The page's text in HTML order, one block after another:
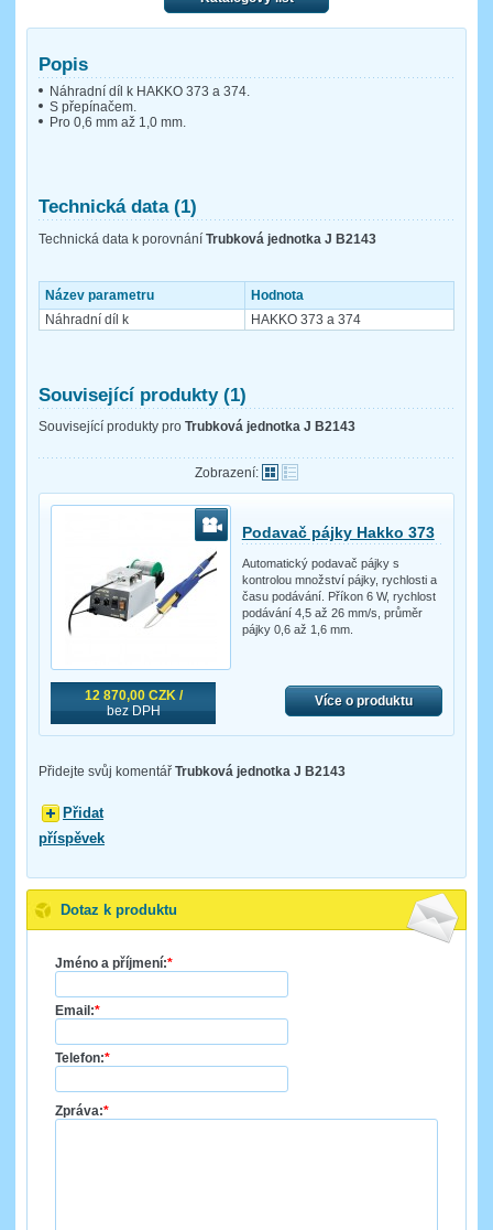
Popis
Náhradní díl k HAKKO 373 a 374.
S přepínačem.
Pro 0,6 mm až 1,0 mm.
Technická data (1)
Technická data k porovnání Trubková jednotka J B2143
Název parametru
Hodnota
Náhradní díl k
HAKKO 373 a 374
Související produkty (1)
Související produkty pro Trubková jednotka J B2143
Zobrazení:
12 870,00 CZK /
bez DPH
Podavač pájky Hakko 373
Automatický podavač pájky s
kontrolou množství pájky, rychlosti a
času podávání. Příkon 6 W, rychlost
podávání 4,5 až 26 mm/s, průměr
pájky 0,6 až 1,6 mm.
Více o produktu
Přidejte svůj komentář Trubková jednotka J B2143
Přidat
příspěvek
Dotaz k produktu
Jméno a příjmení:*
Email:*
Telefon:*
Zpráva:*